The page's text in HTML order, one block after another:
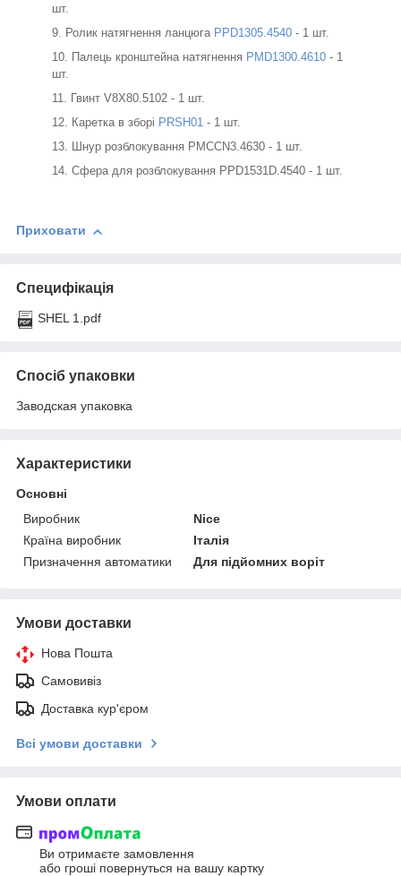
шт.
Ролик натягнення ланцюга PPD1305.4540 - 1 шт.
Палець кронштейна натягнення PMD1300.4610 - 1
шт.
Гвинт V8X80.5102 - 1 шт.
Каретка в зборі PRSH01 - 1 шт.
Шнур розблокування PMCCN3.4630 - 1 шт.
Сфера для розблокування PPD1531D.4540 - 1 шт.
Приховати
Специфікація
SHEL 1.pdf
Спосіб упаковки
Заводская упаковка
Характеристики
Основні
Виробник
Nice
Країна виробник
Італія
Призначення автоматики
Для підйомних воріт
Умови доставки
Нова Пошта
Самовивіз
Доставка кур'єром
Всі умови доставки
Умови оплати
Ви отримаєте замовлення
або гроші повернуться на вашу картку